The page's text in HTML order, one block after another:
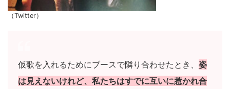
（Twitter）
仮歌を入れるためにブースで隣り合わせたとき、 姿
は見えないけれど、私たちはすでに互いに惹かれ合